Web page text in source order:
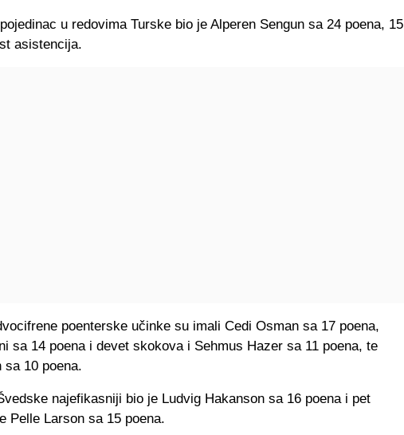
u redovima Turske bio je Alperen Sengun sa 24 poena, 15
asistencija.
poenterske učinke su imali Cedi Osman sa 17 poena,
sa 14 poena i devet skokova i Sehmus Hazer sa 11 poena, te
sa 10 poena.
najefikasniji bio je Ludvig Hakanson sa 16 poena i pet
Pelle Larson sa 15 poena.